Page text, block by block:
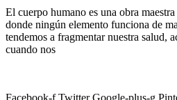
El cuerpo humano es una obra
donde ningún elemento funciona de
tendemos a fragmentar nuestra salud,
cuando nos
Facebook-f Twitter Google-plus-g